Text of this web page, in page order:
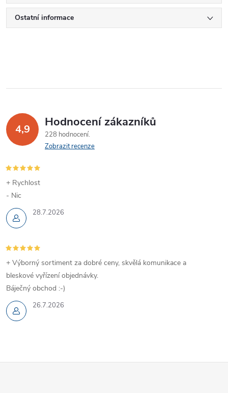
Ostatní informace
4,9 Hodnocení zákazníků
228 hodnocení
Zobrazit recenze
28.7.2026
+ Rychlost
- Nic
26.7.2026
+ Výborný sortiment za dobré ceny, skvělá komunikace a
bleskové vyřízení objednávky.
Báječný obchod :-)